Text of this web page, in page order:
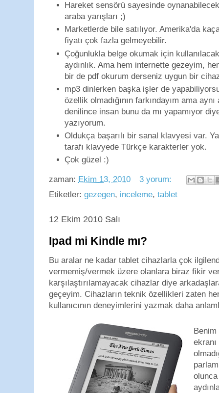
Hareket sensörü sayesinde
araba yarışları ;)
Marketlerde bile satılıyor. Amerika'da
fiyatı çok fazla gelmeyebilir.
Çoğunlukla belge okumak için
aydınlık. Ama hem internette gezeyim,
bir de pdf okurum derseniz uygun bir
mp3 dinlerken başka işler de
özellik olmadığının farkındayım ama
denilince insan bunu da mı yapamıyor
yazıyorum.
Oldukça başarılı bir sanal klavyesi var.
tarafı klavyede Türkçe karakterler yok.
Çok güzel :)
zaman: Ekim 13, 2010
3 yorum:
Etiketler: gezegen, inceleme, tablet
12 Ekim 2010 Salı
Ipad mi Kindle mı?
Bu aralar ne kadar tablet cihazlarla çok
vermemiş/vermek üzere olanlara biraz fikir
karşılaştırılamayacak cihazlar diye
geçeyim. Cihazların teknik özellikleri zaten
kullanıcının deneyimlerini yazmak daha
ekranı